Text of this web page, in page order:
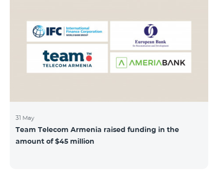
AMD instead of 6000 AMD, and “Roaming package
500 MB” service for 2625 AMD instead of 3500 AMD.
Our internet packages can be used by our customers
in more than 65 countries - in Europe, the United Arab
Emirates, Egypt
31 May
Team Telecom Armenia raised funding in the
amount of $45 million